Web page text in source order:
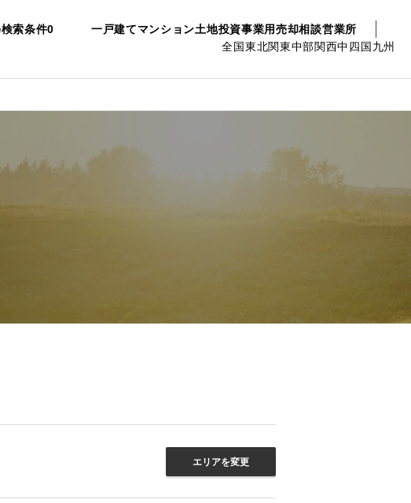
一戸建てマンション土地投資事業用売却相談営業所
全国東北関東中部関西中四国九州
検索条件0
エリアを変更